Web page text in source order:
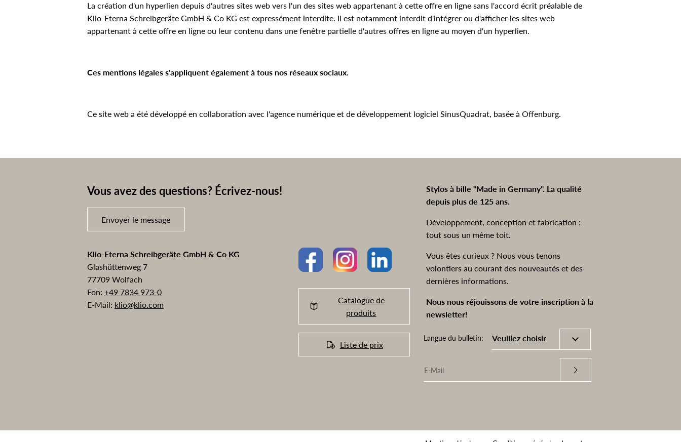
La création d'un hyperlien depuis d'autres sites web vers l'un des sites web appartenant à cette offre en ligne sans l'accord écrit préalable de
Klio-Eterna Schreibgeräte GmbH & Co KG est expressément interdite. Il est notamment interdit d'intégrer ou d'afficher les sites web
appartenant à cette offre en ligne ou leur contenu dans une fenêtre partielle d'autres offres en ligne au moyen d'un hyperlien.
Ces mentions légales s'appliquent également à tous nos réseaux sociaux.
Ce site web a été développé en collaboration avec l'agence numérique et de développement logiciel SinusQuadrat, basée à Offenburg.
Vous avez des questions? Écrivez-nous!
Envoyer le message
Stylos à bille "Made in Germany". La qualité
depuis plus de 125 ans.
Développement, conception et fabrication :
tout sous un même toit.
Vous êtes curieux ? Nous vous tenons
volontiers au courant des nouveautés et des
dernières informations.
Nous nous réjouissons de votre inscription à la
newsletter!
Langue du bulletin:
Klio-Eterna Schreibgeräte GmbH & Co KG
Glashüttenweg 7
77709 Wolfach
Fon: +49 7834 973-0
E-Mail: klio@klio.com
Catalogue de
produits
Liste de prix